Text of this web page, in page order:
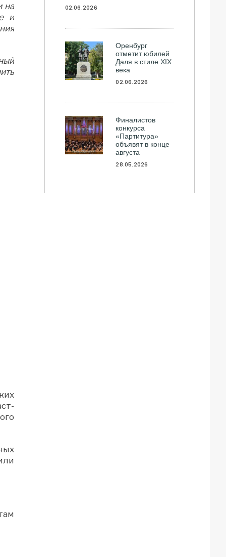
на
и
02.06.2026
Оренбург
отметит юбилей
Даля в стиле XIX
века
02.06.2026
Финалистов
конкурса
«Партитура»
объявят в конце
августа
28.05.2026